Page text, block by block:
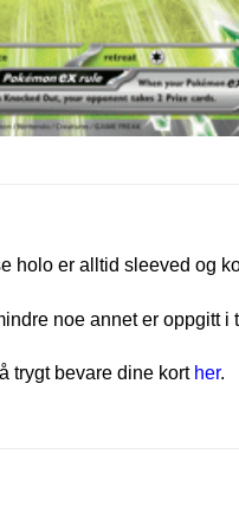
holo er alltid sleeved og
noe annet er oppgitt
trygt bevare dine kort her.